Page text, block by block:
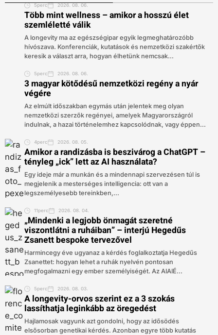
5perc 2026. 08. 06.
Több mint wellness – amikor a hosszú élet
szemléletté válik
A longevity ma az egészségipar egyik legmeghatározóbb
hívószava. Konferenciák, kutatások és nemzetközi szakértők
keresik a választ arra, hogyan élhetünk nemcsak...
5perc 2026. 08. 06.
3 magyar kötődésű nemzetközi regény a nyár
végére
Az elmúlt időszakban egymás után jelentek meg olyan
nemzetközi szerzők regényei, amelyek Magyarországról
indulnak, a hazai történelemhez kapcsolódnak, vagy éppen...
4perc 2026. 08. 05.
Amikor a randizásba is beszivárog a ChatGPT –
tényleg „ick” lett az AI használata?
Egy ideje már a munkán és a mindennapi szervezésen túl is
megjelenik a mesterséges intelligencia: ott van a
legszemélyesebb tereinkben,...
11perc 2026. 08. 04.
„Mindenki a legjobb önmagát szeretné
viszontlátni a ruháiban” – interjú Hegedűs
Zsanett bespoke tervezővel
Harmincegy éve ugyanaz a kérdés foglalkoztatja Hegedűs
Zsanettet: hogyan lehet a ruhák nyelvén pontosan
megfogalmazni egy ember személyiségét. Az AIAIÉ...
5perc 2026. 08. 03.
A longevity-orvos szerint ez a 3 szokás
lassíthatja leginkább az öregedést
Hajlamosak vagyunk azt gondolni, hogy az idősödés
elsősorban genetikai kérdés. Azonban egyre több kutatás